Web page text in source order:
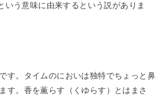
う意味に由来するという説がありま
す。タイムのにおいは独特でちょっと鼻
す。香を薫らす（くゆらす）とはまさ